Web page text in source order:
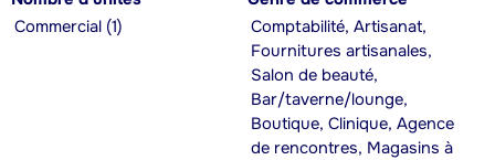
Commercial (1)
Comptabilité, Artisanat,
Fournitures artisanales,
Salon de beauté,
Bar/taverne/lounge,
Boutique, Clinique, Agence
de rencontres, Magasins à